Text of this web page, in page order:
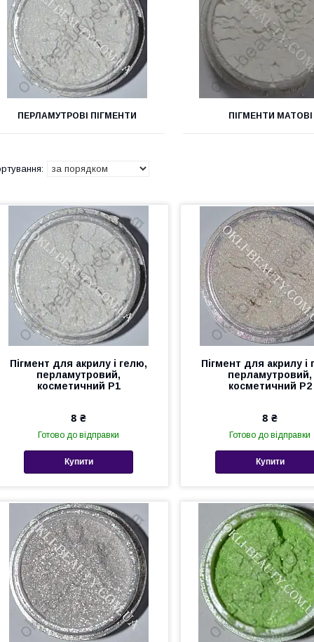
ПЕРЛАМУТРОВІ ПІГМЕНТИ ПІГМЕНТИ МАТОВІ
Пігмент для акрилу і гелю,
перламутровий,
косметичний Р1
8 ₴
Готово до відправки
Купити
Пігмент для акрилу і
перламутровий,
косметичний Р2
8 ₴
Готово до відправки
Купити